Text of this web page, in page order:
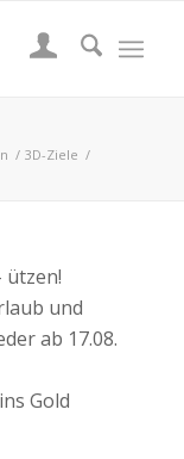
/ 3D-Ziele /
ützen!
und
ab 17.08.
Gold